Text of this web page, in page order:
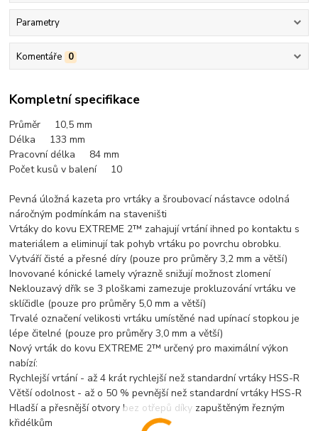
Parametry
Komentáře 0
Kompletní specifikace
Průměr 10,5 mm
Délka 133 mm
Pracovní délka 84 mm
Počet kusů v balení 10
Pevná úložná kazeta pro vrtáky a šroubovací nástavce odolná
náročným podmínkám na staveništi
Vrtáky do kovu EXTREME 2™ zahajují vrtání ihned po kontaktu s
materiálem a eliminují tak pohyb vrtáku po povrchu obrobku.
Vytváří čisté a přesné díry (pouze pro průměry 3,2 mm a větší)
Inovované kónické lamely výrazně snižují možnost zlomení
Neklouzavý dřík se 3 ploškami zamezuje prokluzování vrtáku ve
sklíčidle (pouze pro průměry 5,0 mm a větší)
Trvalé označení velikosti vrtáku umístěné nad upínací stopkou je
lépe čitelné (pouze pro průměry 3,0 mm a větší)
Nový vrták do kovu EXTREME 2™ určený pro maximální výkon
nabízí:
Rychlejší vrtání - až 4 krát rychlejší než standardní vrtáky HSS-R
Větší odolnost - až o 50 % pevnější než standardní vrtáky HSS-R
Hladší a přesnější otvory bez otřepů díky zapuštěným řezným
křidélkům